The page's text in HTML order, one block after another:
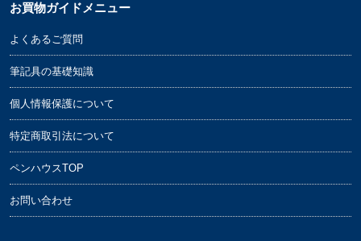
お買物ガイドメニュー
よくあるご質問
筆記具の基礎知識
個人情報保護について
特定商取引法について
ペンハウスTOP
お問い合わせ